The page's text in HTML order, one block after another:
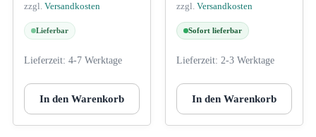
zzgl. Versandkosten
Lieferbar
Lieferzeit: 4-7 Werktage
In den Warenkorb
zzgl. Versandkosten
Sofort lieferbar
Lieferzeit: 2-3 Werktage
In den Warenkorb